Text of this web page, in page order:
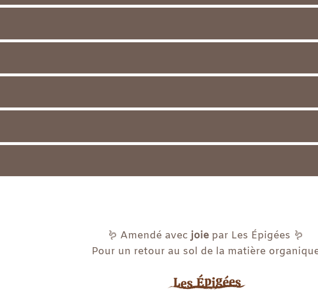
🪱 Amendé avecjoie par Les Épigées 🪱
Pour un retour au sol de la matière